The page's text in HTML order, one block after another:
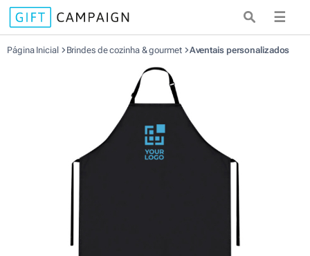
☰
Página Inicial Brindes de cozinha & gourmet Aventais personalizados